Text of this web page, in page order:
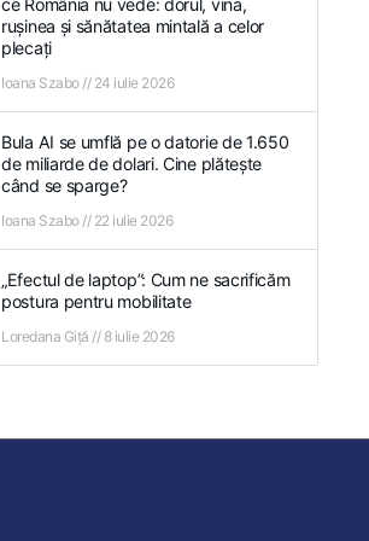
ce România nu vede: dorul, vina,
rușinea și sănătatea mintală a celor
plecați
Ioana Szabo 24 iulie 2026
Bula AI se umflă pe o datorie de 1.650
de miliarde de dolari. Cine plătește
când se sparge?
Ioana Szabo 22 iulie 2026
„Efectul de laptop”: Cum ne sacrificăm
postura pentru mobilitate
Loredana Giță 8 iulie 2026